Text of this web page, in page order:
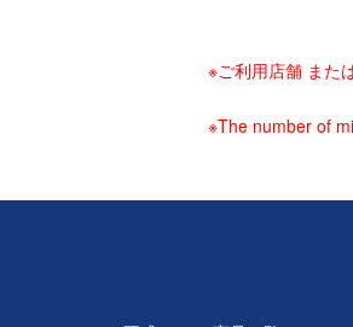
※ご利用店舗 また
※The number of